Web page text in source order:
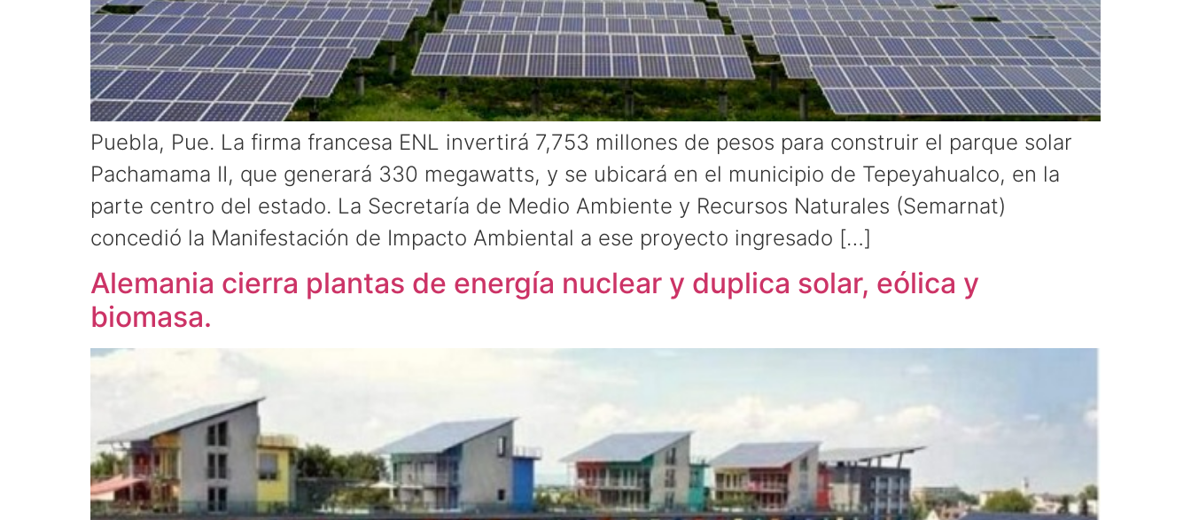
Puebla, Pue. La firma francesa ENL invertirá 7,753 millones de pesos para construir el parque solar
Pachamama II, que generará 330 megawatts, y se ubicará en el municipio de Tepeyahualco, en la
parte centro del estado. La Secretaría de Medio Ambiente y Recursos Naturales (Semarnat)
concedió la Manifestación de Impacto Ambiental a ese proyecto ingresado […]
Alemania cierra plantas de energía nuclear y duplica solar, eólica y
biomasa.